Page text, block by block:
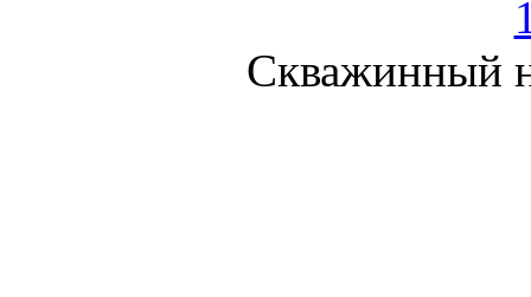
Скважинный